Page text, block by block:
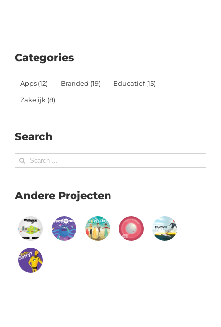
Categories
Apps (12) Branded (19) Educatief (15)
Zakelijk (8)
Search
Search
Andere Projecten